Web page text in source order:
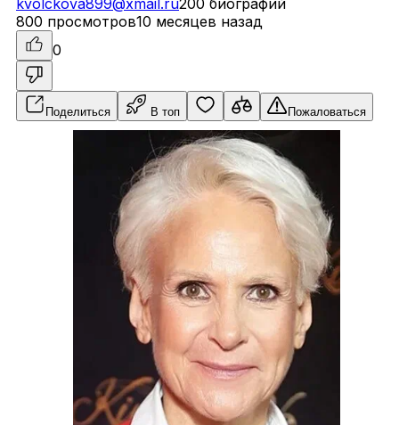
800 просмотров10 месяцев назад
0
Поделиться В топ Пожаловаться